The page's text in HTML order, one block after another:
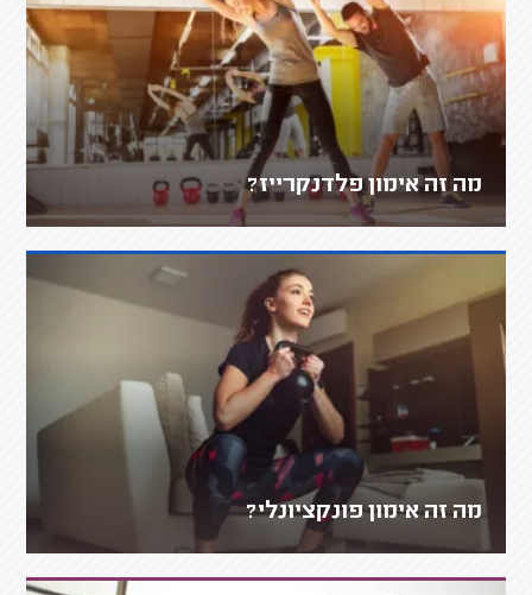
מה זה אימון פלדנקרייז?
מה זה אימון פונקציונלי?